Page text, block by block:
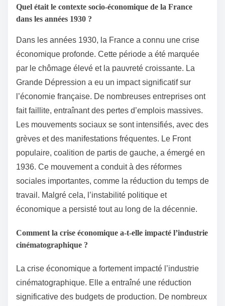
Quel était le contexte socio-économique de la France
dans les années 1930 ?
Dans les années 1930, la France a connu une crise
économique profonde. Cette période a été marquée
par le chômage élevé et la pauvreté croissante. La
Grande Dépression a eu un impact significatif sur
l’économie française. De nombreuses entreprises ont
fait faillite, entraînant des pertes d’emplois massives.
Les mouvements sociaux se sont intensifiés, avec des
grèves et des manifestations fréquentes. Le Front
populaire, coalition de partis de gauche, a émergé en
1936. Ce mouvement a conduit à des réformes
sociales importantes, comme la réduction du temps de
travail. Malgré cela, l’instabilité politique et
économique a persisté tout au long de la décennie.
Comment la crise économique a-t-elle impacté l’industrie
cinématographique ?
La crise économique a fortement impacté l’industrie
cinématographique. Elle a entraîné une réduction
significative des budgets de production. De nombreux